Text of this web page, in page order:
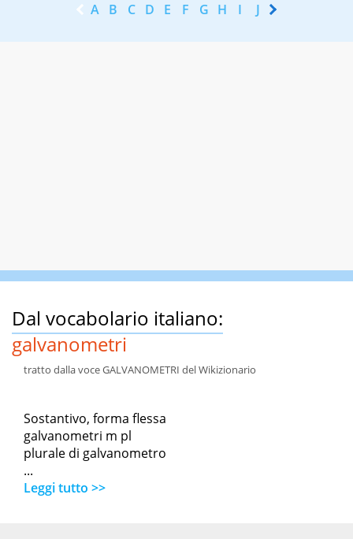
A B C D E F G H I J K
Dal vocabolario italiano:
galvanometri
tratto dalla voce GALVANOMETRI del Wikizionario
Sostantivo, forma flessa
galvanometri m pl
plurale di galvanometro
...
Leggi tutto >>